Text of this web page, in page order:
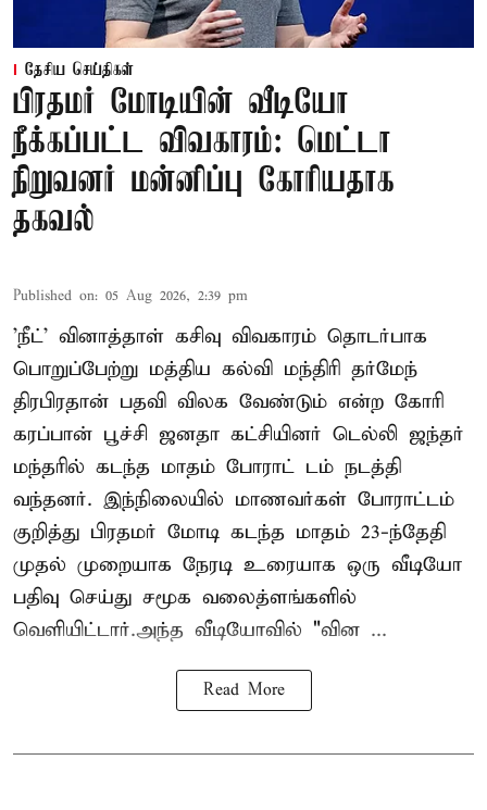
தேசிய செய்திகள்
பிரதமர் மோடியின் வீடியோ
நீக்கப்பட்ட விவகாரம்: மெட்டா
நிறுவனர் மன்னிப்பு கோரியதாக
தகவல்
Published on: 05 Aug 2026, 2:39 pm
'நீட்' வினாத்தாள் கசிவு விவகாரம் தொடர்பாக
பொறுப்பேற்று மத்திய கல்வி மந்திரி தர்மேந்
திரபிரதான் பதவி விலக வேண்டும் என்ற கோரி
கரப்பான் பூச்சி ஜனதா கட்சியினர் டெல்லி ஜந்தர்
மந்தரில் கடந்த மாதம் போராட் டம் நடத்தி
வந்தனர். இந்நிலையில் மாணவர்கள் போராட்டம்
குறித்து பிரதமர் மோடி கடந்த மாதம் 23-ந்தேதி
முதல் முறையாக நேரடி உரையாக ஒரு வீடியோ
பதிவு செய்து சமூக வலைத்ளங்களில்
வெளியிட்டார்.அந்த வீடியோவில் "வின ...
Read More